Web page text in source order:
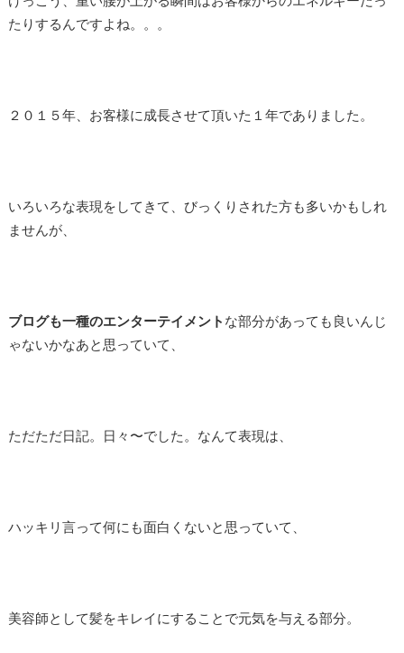
たりするんですよね。。。
２０１５年、お客様に成長させて頂いた１年でありました。
いろいろな表現をしてきて、びっくりされた方も多いかもしれ
ませんが、
ブログも一種のエンターテイメント な部分があっても良いんじ
ゃないかなあと思っていて、
ただただ日記。日々〜でした。なんて表現は、
ハッキリ言って何にも面白くないと思っていて、
美容師として髪をキレイにすることで元気を与える部分。